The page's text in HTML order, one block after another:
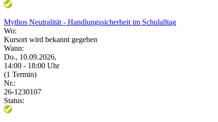
Mythos Neutralität - Handlungssicherheit im Schulalltag
Wo:
Kursort wird bekannt gegeben
Wann:
Do., 10.09.2026,
14:00 - 18:00 Uhr
(1 Termin)
Nr.:
26-1230107
Status: